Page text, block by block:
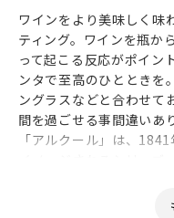
ワインをより美味しく味
ティング。ワインを瓶か
って起こる反応がポイン
ンタで至高のひとときを
ングラスなどと合わせて
間を過ごせる事間違いあ
「アルクール」は、
しさなど、すべてにおい